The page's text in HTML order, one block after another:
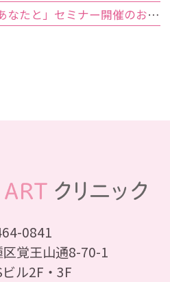
8月22日「ラストダンスあなたと」セミナー開催のお知らせ
0841
覚王山通8-70-1
ル2F・3F